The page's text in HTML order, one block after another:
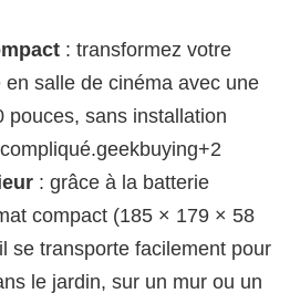
: transformez votre
salle de cinéma avec une
pouces, sans installation
: grâce à la batterie
compact (185 × 179 × 58
se transporte facilement pour
le jardin, sur un mur ou un